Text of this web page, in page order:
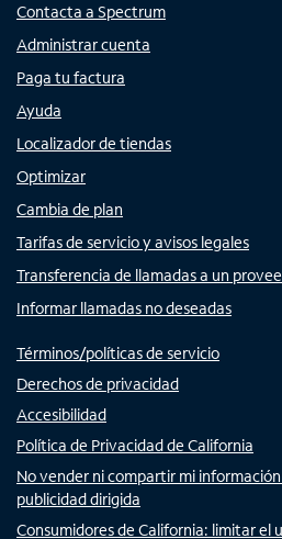
Contacta a Spectrum
Administrar cuenta
Paga tu factura
Ayuda
Localizador de tiendas
Optimizar
Cambia de plan
Tarifas de servicio y avisos legales
Transferencia de llamadas a un
Informar llamadas no deseadas
Términos/políticas de servicio
Derechos de privacidad
Accesibilidad
Política de Privacidad de California
No vender ni compartir mi
publicidad dirigida
Consumidores de California: limitar el